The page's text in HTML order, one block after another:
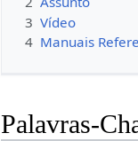
3 Vídeo
4 Manuais
Palavras-